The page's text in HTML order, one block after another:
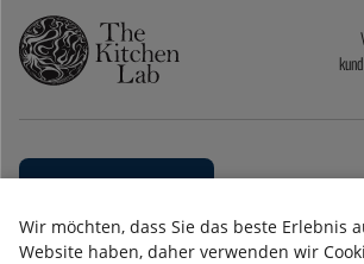
Wir möchten, dass Sie das beste Erlebnis
Website haben, daher verwenden wir